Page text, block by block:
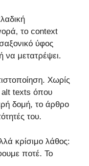
το context
ύφος
να μετατρέψει.
Χωρίς
texts όπου
δομή, το άρθρο
του.
κρίσιμο λάθος:
ποτέ. Το